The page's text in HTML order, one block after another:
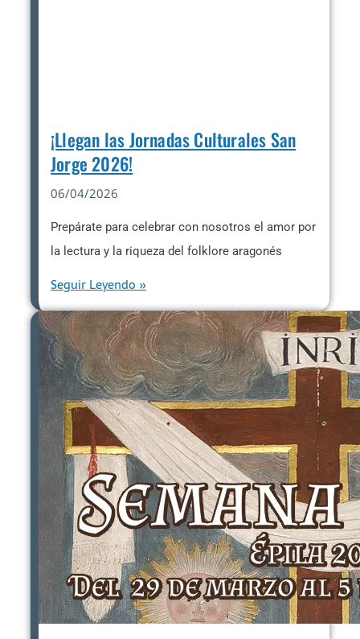
¡Llegan las Jornadas Culturales San
Jorge 2026!
06/04/2026
Prepárate para celebrar con nosotros el amor por
la lectura y la riqueza del folklore aragonés
Seguir Leyendo »